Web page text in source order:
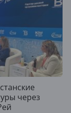
через